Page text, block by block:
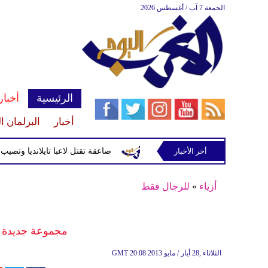
الجمعة 7 آب / أغسطس 2026
الرئيسية
أخبار
صاعقة تقتل لاعبا تايلانديا وتصيب 12 آخرين خلال مباراة أخر الأخبار
أزياء » للرجال فقط
مجموعة جديدة
GMT 20:08 2013 الثلاثاء ,28 أيار / مايو